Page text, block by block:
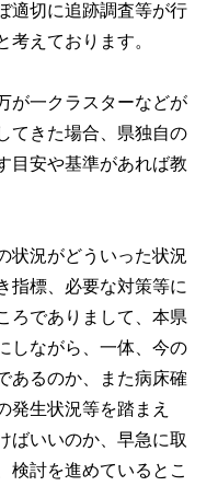
適切に追跡調査等が行
考えております。
が一クラスターなどが
てきた場合、県独自の
目安や基準があれば教
状況がどういった状況
指標、必要な対策等に
ろでありまして、本県
しながら、一体、今の
あるのか、また病床確
発生状況等を踏まえ
ばいいのか、早急に取
検討を進めているとこ